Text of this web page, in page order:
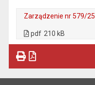
Zarządzenie nr 579/25
pdf 210 kB